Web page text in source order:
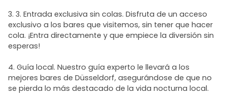
3. 3. Entrada exclusiva sin colas. Disfruta de un acceso
exclusivo a los bares que visitemos, sin tener que hacer
cola. ¡Entra directamente y que empiece la diversión sin
esperas!
4. Guía local. Nuestro guía experto le llevará a los
mejores bares de Düsseldorf, asegurándose de que no
se pierda lo más destacado de la vida nocturna local.